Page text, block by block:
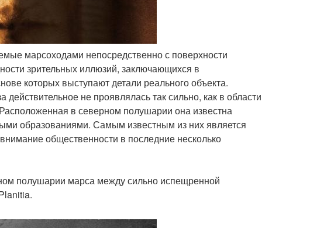
марсоходами непосредственно с поверхности
зрительных иллюзий, заключающихся в
которых выступают детали реального объекта.
не проявлялась так сильно, как в области
в северном полушарии она известна
образованиями. Самым известным из них является
общественности в последние несколько
полушарии марса между сильно испещренной